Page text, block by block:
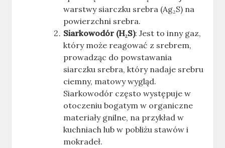
warstwy siarczku srebra (Ag₂S) na
powierzchni srebra.
Siarkowodór (H₂S): Jest to inny gaz,
który może reagować z srebrem,
prowadząc do powstawania
siarczku srebra, który nadaje srebru
ciemny, matowy wygląd.
Siarkowodór często występuje w
otoczeniu bogatym w organiczne
materiały gnilne, na przykład w
kuchniach lub w pobliżu stawów i
mokradeł.